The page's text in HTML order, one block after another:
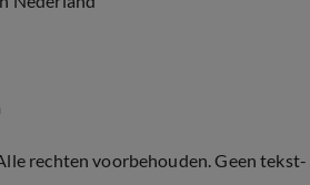
rechten voorbehouden. Geen tekst-